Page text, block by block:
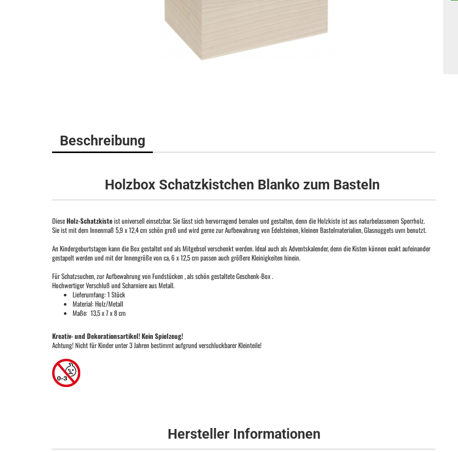
Beschreibung
Holzbox Schatzkistchen Blanko zum Basteln
DieseHolz-Schatzkisteist universell einsetzbar. Sie lässt sich hervorragend bemalen und gestalten, denn die Holzkiste ist aus naturbelassenem Sperrholz.
Sie ist mit dem Innenmaß 5,9 x 12,4 cm schön groß und wird gerne zur Aufbewahrung von Edelsteinen, kleinen Bastelmaterialien, Glasnuggets uvm benutzt.
An Kindergeburtstagen kann die Box gestaltet und als Mitgebsel verschenkt werden. Ideal auch als Adventskalender, denn die Kisten können exakt aufeinander
gestapelt werden und mit der Innengröße von ca, 6 x 12,5 cm passen auch größere Kleinigkeiten hinein.
Für Schatzsuchen, zur Aufbewahrung von Fundstücken , als schön gestaltete Geschenk-Box .
Hochwertiger Verschluß und Scharniere aus Metall.
Lieferumfang: 1 Stück
Material: Holz/Metall
Maße: 13,5 x 7 x 8 cm
Kreativ- und Dekorationsartikel! Kein Spielzeug!
Achtung! Nicht für Kinder unter 3 Jahren bestimmt aufgrund verschluckbarer Kleinteile!
Hersteller Informationen